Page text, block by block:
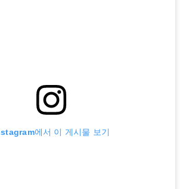
에서 이 게시물 보기